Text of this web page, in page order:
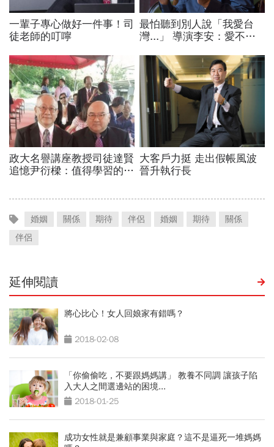
婚姻 關係 期待 伴侶 婚姻 期待
關係
伴侶
延伸閱讀
將心比心！女人回娘家有錯嗎？
2018-02-08
「你偷偷吃，不要跟媽媽講」 教養不同調 讓孩子陷
入大人之間選邊站的困境...
2018-01-25
成功女性就是兼顧事業與家庭？這不是逼死一堆媽媽